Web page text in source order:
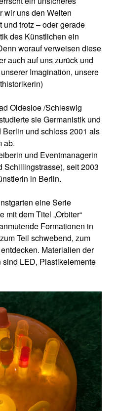
wir uns den Welten
und trotz – oder gerade
des Künstlichen ein
worauf verweisen diese
auch auf uns zurück und
Imagination, unsere
Oldesloe /Schleswig
sie Germanistik und
und schloss 2001 als
ab.
und Eventmanagerin
Schillingstrasse), seit 2003
in Berlin.
eine Serie
mit dem Titel „Orbiter“
Formationen in
Teil schwebend, zum
Materialien der
LED, Plastikelemente